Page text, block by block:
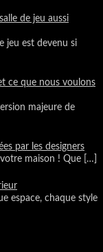
de jeu aussi
jeu est devenu si
ce que nous voulons
majeure de
par les designers
maison ! Que
[…]
espace, chaque style